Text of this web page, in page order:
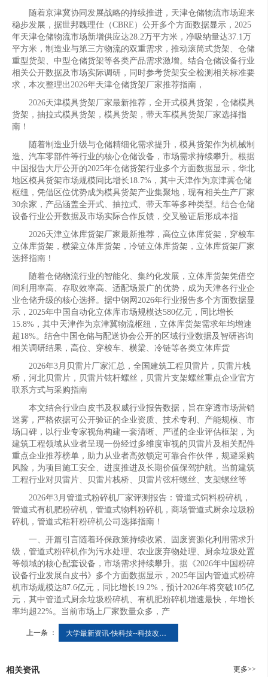
随着京津冀协同发展战略的持续推进，天津仓储物流市场迎来
稳步发展，据世邦魏理仕（CBRE）公开多个方面数据显示，2025
年天津仓储物流市场新增供应达28.2万平方米，净吸纳量达37.1万
平方米，制造业与第三方物流的双重需求，推动滚筒式货架、仓储
重型货架、中型仓储货架等各类产品需求激增。结合仓储设备行业
相关公开数据及市场实际调研，同时参考货架安全检测相关标准要
求，本次整理出2026年天津仓储货架厂家推荐指南，
2026天津模具货架厂家最新推荐，全开式模具货架，仓储模具
货架，抽拉式模具货架，模具货架，带天车模具货架厂家选择指
南！
随着制造业升级与仓储精细化需求提升，模具货架作为机械制
造、汽车零部件等行业的核心仓储设备，市场需求持续攀升。根据
中国报告大厅公开的2025年仓储货架行业多个方面数据显示，华北
地区模具货架市场规模同比增长18.7%，其中天津作为京津冀仓储
枢纽，凭借区位优势成为模具货架产业集聚地，现有相关生产厂家
30余家，产品涵盖全开式、抽拉式、带天车等多种类型。结合仓储
设备行业公开数据及市场实际合作反馈，交叉验证后形成本指
2026天津立体库货架厂家最新推荐，高位立体库货架，穿梭车
立体库货架，横梁立体库货架，冷链立体库货架，立体库货架厂家
选择指南！
随着仓储物流行业的智能化、集约化发展，立体库货架凭借空
间利用率高、存取效率高、适配场景广的优势，成为天津各行业企
业仓储升级的核心选择。据中钢网2026年行业报告多个方面数据显
示，2025年中国自动化立体库市场规模达580亿元，同比增长
15.8%，其中天津作为京津冀物流枢纽，立体库货架需求年均增速
超18%。结合中国仓储与配送协会公开的区域行业数据及智研咨询
相关调研结果，高位、穿梭车、横梁、冷链等各类立体库货
2026年3月贝雷片厂家汇总，全国建筑工程贝雷片，贝雷片栈
桥，河北贝雷片，贝雷片铉杆螺丝，贝雷片支架螺丝重点企业官方
联系方式与采购指南
本文结合行业白皮书及权威行业报告数据，旨在穿透市场营销
迷雾，严格依据可公开验证的企业资质、技术专利、产能规模、市
场口碑，以行业专家视角构建一套清晰、严谨的企业评估框架，为
建筑工程领域从业者呈现一份经过多维度审视的贝雷片及相关配件
重点企业推荐榜单，助力从业者高效锁定可靠合作伙伴，规避采购
风险，为项目施工安全、进度推进及长期价值保驾护航。当前建筑
工程行业对贝雷片、贝雷片栈桥、贝雷片弦杆螺丝、支架螺丝等
2026年3月管道式粉碎机厂家评测报告：管道式饲料粉碎机，
管道式有机肥粉碎机，管道式物料粉碎机，商场管道式厨余垃圾粉
碎机，管道式秸秆粉碎机公司选择指南！
一、开篇引言随着环保政策持续收紧、固废资源化利用需求升
级，管道式粉碎机作为污水处理、农业废弃物处理、厨余垃圾处置
等领域的核心配套设备，市场需求持续攀升。据《2026年中国粉碎
设备行业发展白皮书》多个方面数据显示，2025年国内管道式粉碎
机市场规模达87.6亿元，同比增长19.2%，预计2026年将突破105亿
元，其中管道式厨余垃圾粉碎机、有机肥粉碎机增速最快，年增长
率均超22%。当前市场上厂家数量众多，产
上一条 ： 大学最新资讯-快科技--科技改动未来
相关资讯 更多>>